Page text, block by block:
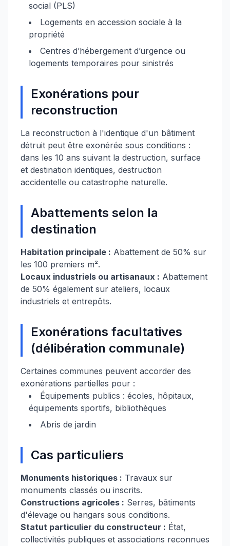
social (PLS)
Logements en accession sociale à la
propriété
Centres d’hébergement d’urgence ou
logements temporaires pour sinistrés
Exonérations pour
reconstruction
La reconstruction à l'identique d'un bâtiment
détruit peut être exonérée sous conditions :
dans les 10 ans suivant la destruction, surface
et destination identiques, destruction
accidentelle ou catastrophe naturelle.
Abattements selon la
destination
Habitation principale : Abattement de 50% sur
les 100 premiers m².
Locaux industriels ou artisanaux : Abattement
de 50% également sur ateliers, locaux
industriels et entrepôts.
Exonérations facultatives
(délibération communale)
Certaines communes peuvent accorder des
exonérations partielles pour :
Équipements publics : écoles, hôpitaux,
équipements sportifs, bibliothèques
Abris de jardin
Cas particuliers
Monuments historiques : Travaux sur
monuments classés ou inscrits.
Constructions agricoles : Serres, bâtiments
d'élevage ou hangars sous conditions.
Statut particulier du constructeur : État,
collectivités publiques et associations reconnues